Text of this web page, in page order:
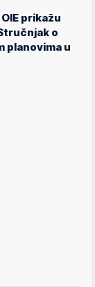
prikažu
o
planovima u